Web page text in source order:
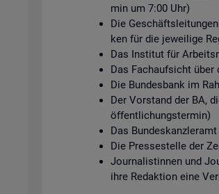
min um 7:00 Uhr)
Die
ken für die je­wei­li­ge
Das In­sti­tut für
Das Fach­auf­sicht
Die Bun­des­bank im
Der Vor­stand der BA,
öf­fent­li­chungs­ter­min)
Das
Die Pres­se­stel­le der
Jour­na­lis­tin­nen und
ihre Re­dak­ti­on eine